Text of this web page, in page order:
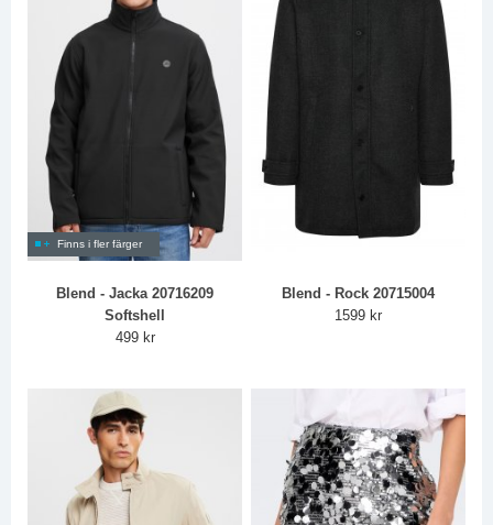
Finns i fler färger
Blend - Jacka 20716209
Softshell
499 kr
Blend - Rock 20715004
1599 kr